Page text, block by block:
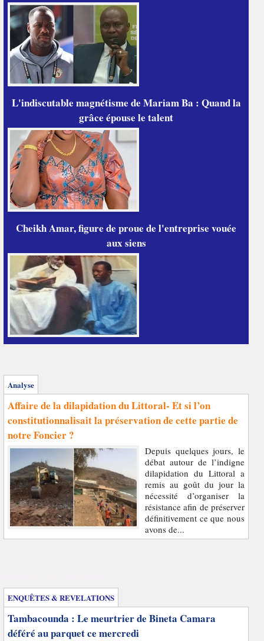
L'indiscutable magnétisme de Mariam Ba : Quand la
grâce épouse le talent
Cheikh Amar, figure de proue de l'entreprise vouée
aux siens
Analyse
Affaire de la dilapidation du Littoral- Et si l’on
constitutionnalisait la préservation de cette partie de
notre Foncier ?
Depuis quelques jours, le
débat autour de l’indigne
dilapidation du Littoral a
remis au goût du jour la
nécessité d’organiser la
résistance afin de préserver
définitivement ce que nous
avons de...
ENQUÊTES & REVELATIONS
Tambacounda : Le meurtrier de Bineta Camara
déféré au parquet ce mercredi